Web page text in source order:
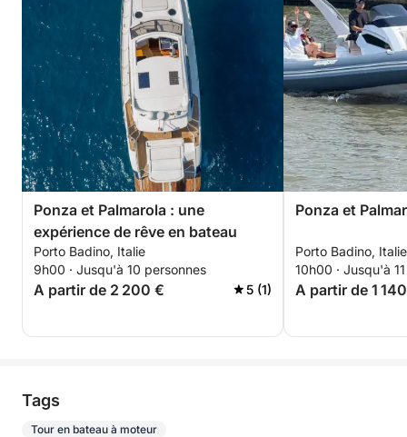
Ponza et Palmarola : une
expérience de rêve en bateau
Porto Badino, Italie
9h00 · Jusqu'à 10 personnes
A partir de 2 200 € 5 (1)
Ponza et
Porto Badino, Italie
10h00 · Jusqu'à
A partir de 1
Tags
Tour en bateau à moteur